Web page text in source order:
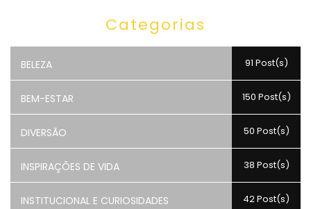
Categorias
BELEZA 91 Post(s)
BEM-ESTAR 150 Post(s)
DIVERSÃO 50 Post(s)
INSPIRAÇÕES DE VIDA 38 Post(s)
INSTITUCIONAL E CURIOSIDADES 42 Post(s)